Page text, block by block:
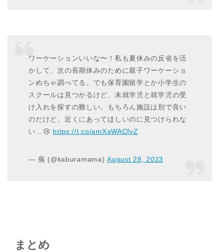
ワーケーションいいな〜！私も夏休みの反省を活
かして、次の長期休みのために親子ワーケーショ
ンめちゃ調べてる。でも保育園留学とか小学生の
スクールは見つかるけど、未就学児と就学児の受
け入れを探すの難しい。もちろん施設は別で良い
のだけど、近くにあってほしいのに見つけられな
い…😢 https://t.co/amXaWACfvZ
— 蕪 (@kaburamama)August 28, 2023
まとめ